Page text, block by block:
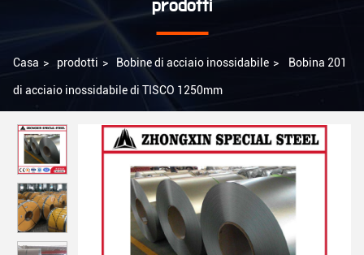
prodotti
Casa > prodotti > Bobine di acciaio inossidabile > Bobina 201
di acciaio inossidabile di TISCO 1250mm